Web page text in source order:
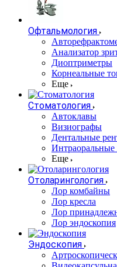
Офтальмология
Анализатор
Диоптриметры
Корнеальные
Еще
Стоматология
Автоклавы
Визиографы
Дентальные
Еще
Отоларингология
Лор комбайны
Лор кресла
Лор
Лор эндоскопия
Эндоскопия